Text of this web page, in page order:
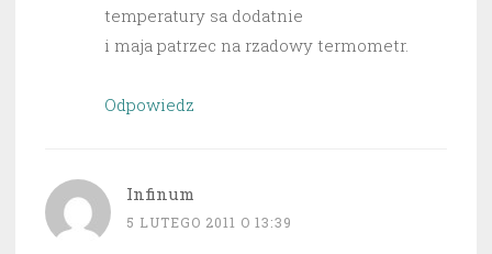
temperatury sa dodatnie
i maja patrzec na rzadowy termometr.
Odpowiedz
Infinum
5 LUTEGO 2011 O 13:39